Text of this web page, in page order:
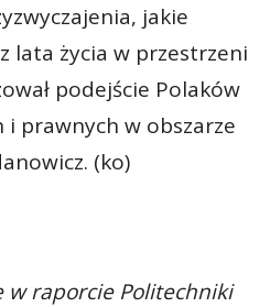
jakie
lata życia w przestrzeni
podejście Polaków
prawnych w obszarze
(ko)
w raporcie Politechniki